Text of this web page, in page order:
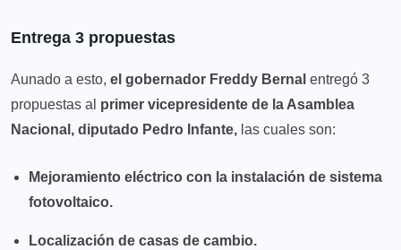
Entrega 3 propuestas
Aunado a esto, el gobernador Freddy Bernal entregó 3
propuestas al primer vicepresidente de la Asamblea
Nacional, diputado Pedro Infante, las cuales son:
Mejoramiento eléctrico con la instalación de sistema
fotovoltaico.
Localización de casas de cambio.